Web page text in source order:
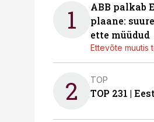
1
ABB palkab
plaane:
ette müüdud
Ettevõte muutis
2 TOP
TOP 231 |